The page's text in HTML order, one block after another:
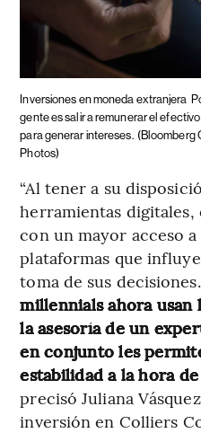
Inversiones en moneda extranjera
gente es salir a remunerar el
para generar intereses. (Bloomberg
Photos)
“Al tener a su
herramientas
con un mayor acceso
plataformas que
toma de sus
millennials ahora
la asesoría de un
en conjunto les
estabilidad a la hora
precisó Juliana
inversión en Colliers